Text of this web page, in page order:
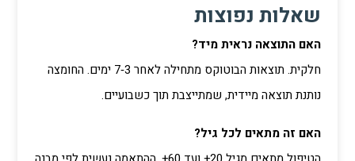
שאלות נפוצות
האם התוצאה נראית מיד?
חלקית. תוצאות הבוטוקס מתחילה לאחר 3‑7 ימים. החומצה
נותנת תוצאה מיידית, שמתייצבת תוך כשבועיים.
האם זה מתאים לכל גיל?